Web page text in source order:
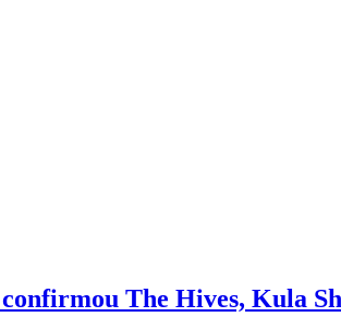
The Hives, Kula